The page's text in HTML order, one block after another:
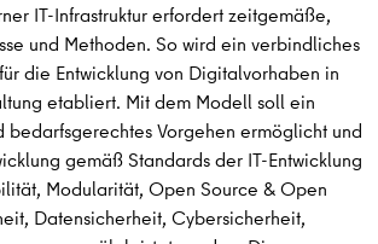
IT-Infrastruktur erfordert zeitgemäße,
und Methoden. So wird ein verbindliches
die Entwicklung von Digitalvorhaben in
etabliert. Mit dem Modell soll ein
bedarfsgerechtes Vorgehen ermöglicht und
gemäß Standards der IT-Entwicklung
Modularität, Open Source & Open
Datensicherheit, Cybersicherheit,